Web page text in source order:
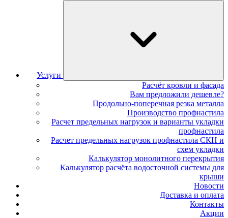
Услуги
Расчёт кровли и фасада
Вам предложили дешевле?
Продольно-поперечная резка металла
Производство профнастила
Расчет предельных нагрузок и варианты укладки
профнастила
Расчет предельных нагрузок профнастила СКН и
схем укладки
Калькулятор монолитного перекрытия
Калькулятор расчёта водосточной системы для
крыши
Новости
Доставка и оплата
Контакты
Акции